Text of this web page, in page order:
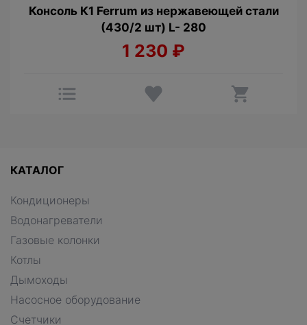
Консоль К1 Ferrum из нержавеющей стали
(430/2 шт) L- 280
1 230 ₽
КАТАЛОГ
Кондиционеры
Водонагреватели
Газовые колонки
Котлы
Дымоходы
Насосное оборудование
Счетчики